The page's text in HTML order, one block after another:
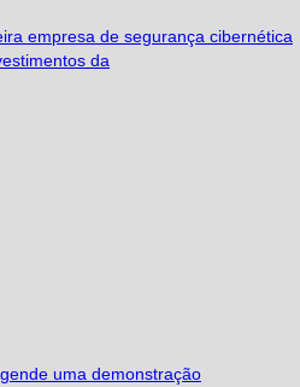
empresa de segurança cibernética
da
uma demonstração